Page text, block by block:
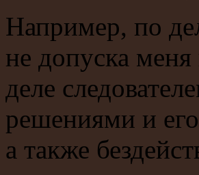
Например, по
не допуска
деле
решениями и
а также